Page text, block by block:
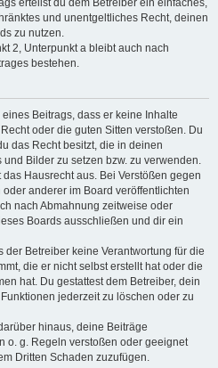
erteilst du dem Betreiber ein einfaches,
und unentgeltliches Recht, deinen
zu nutzen.
2, Unterpunkt a bleibt auch nach
bestehen.
Beitrags, dass er keine Inhalte
oder die guten Sitten verstoßen. Du
das Recht besitzt, die in deinen
Bilder zu setzen bzw. zu verwenden.
Hausrecht aus. Bei Verstößen gegen
anderer im Board veröffentlichten
nach Abmahnung zeitweise oder
Boards ausschließen und dir ein
der Betreiber keine Verantwortung für die
die er nicht selbst erstellt hat oder die
hat. Du gestattest dem Betreiber, dein
jederzeit zu löschen oder zu
hinaus, deine Beiträge
o. g. Regeln verstoßen oder geeignet
Dritten Schaden zuzufügen.